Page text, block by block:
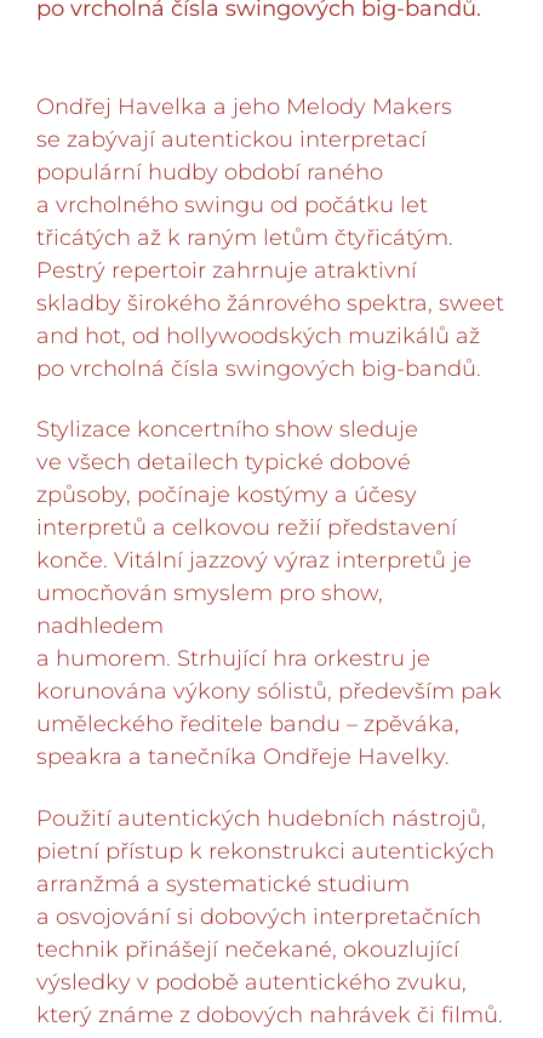
po vrcholná čísla swingových big-bandů.
Ondřej Havelka a jeho Melody Makers
se zabývají autentickou interpretací
populární hudby období raného
a vrcholného swingu od počátku let
třicátých až k raným letům čtyřicátým.
Pestrý repertoir zahrnuje atraktivní
skladby širokého žánrového spektra, sweet
and hot, od hollywoodských muzikálů až
po vrcholná čísla swingových big-bandů.
Stylizace koncertního show sleduje
ve všech detailech typické dobové
způsoby, počínaje kostýmy a účesy
interpretů a celkovou režií představení
konče. Vitální jazzový výraz interpretů je
umocňován smyslem pro show,
nadhledem
a humorem. Strhující hra orkestru je
korunována výkony sólistů, především pak
uměleckého ředitele bandu – zpěváka,
speakra a tanečníka Ondřeje Havelky.
Použití autentických hudebních nástrojů,
pietní přístup k rekonstrukci autentických
arranžmá a systematické studium
a osvojování si dobových interpretačních
technik přinášejí nečekané, okouzlující
výsledky v podobě autentického zvuku,
který známe z dobových nahrávek či filmů.